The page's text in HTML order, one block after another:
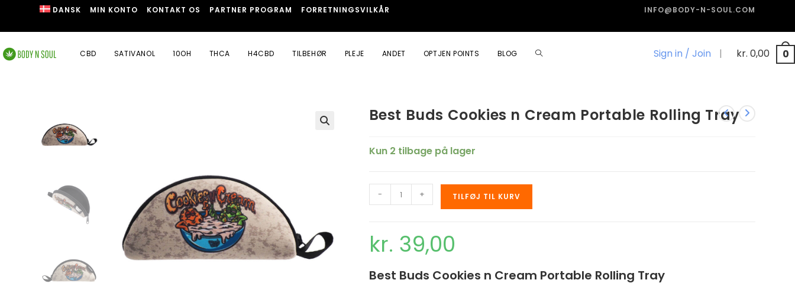
DANSK MIN KONTO KONTAKT OS PARTNER PROGRAM FORRETNINGSVILKÅR INFO@BODY-N-SOUL.COM
Sign in / Join | kr. 0,00 0
CBD SATIVANOL 10OH THCA H4CBD TILBEHØR PLEJE ANDET OPTJEN POINTS BLOG
Best Buds Cookies n Cream Portable Rolling Tray
Kun 2 tilbage på lager
- + TILFØJ TIL KURV
kr. 39,00
Best Buds Cookies n Cream Portable Rolling Tray